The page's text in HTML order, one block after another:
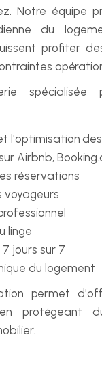
Notre équipe
du
profiter
spécialisée
l'optimisation
Airbnb,
réservations
voyageurs
linge
jours sur 7
du logement
permet
protégeant